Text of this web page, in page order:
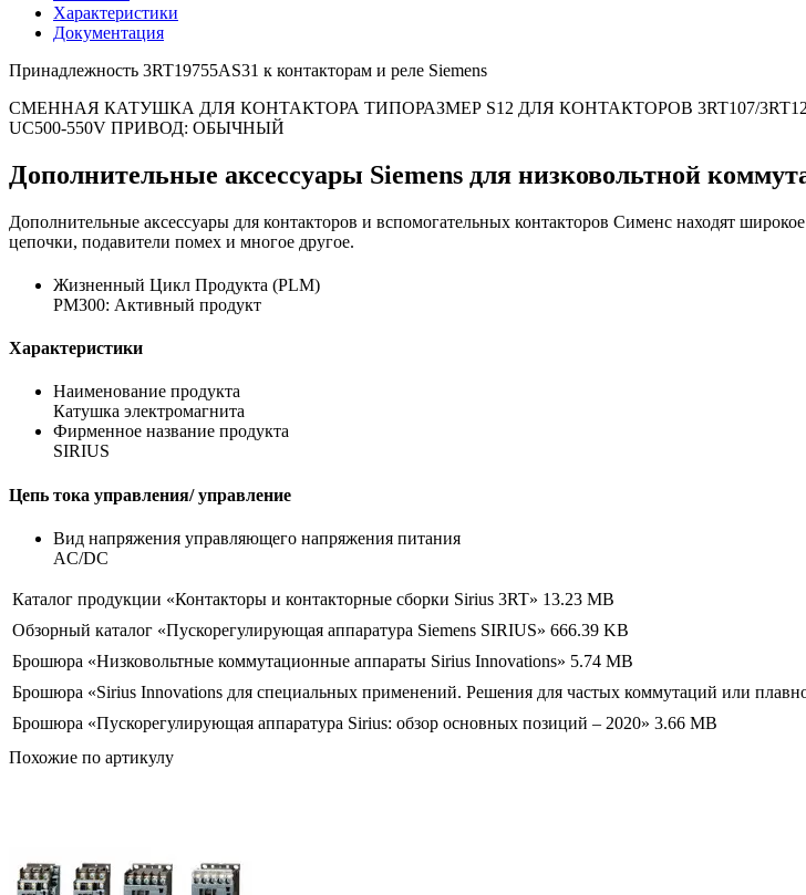
Характеристики
Документация
Принадлежность 3RT19755AS31 к контакторам и реле Siemens
СМЕННАЯ КАТУШКА ДЛЯ КОНТАКТОРА ТИПОРАЗМЕР S12 ДЛЯ КОНТАКТОРОВ 3RT107/
UC500-550V ПРИВОД: ОБЫЧНЫЙ
Дополнительные аксессуары Siemens для низковольтной
Дополнительные аксессуары для контакторов и вспомогательных контакторов Сименс находят
цепочки, подавители помех и многое другое.
Жизненный Цикл Продукта (PLM)
PM300: Активный продукт
Характеристики
Наименование продукта
Катушка электромагнита
Фирменное название продукта
SIRIUS
Цепь тока управления/ управление
Вид напряжения управляющего напряжения питания
AC/DC
Каталог продукции «Контакторы и контакторные сборки Sirius 3RT» 13.23 MB
Обзорный каталог «Пускорегулирующая аппаратура Siemens SIRIUS» 666.39 KB
Брошюра «Низковольтные коммутационные аппараты Sirius Innovations» 5.74 MB
Брошюра «Sirius Innovations для специальных применений. Решения для частых коммутаций или
Брошюра «Пускорегулирующая аппаратура Sirius: обзор основных позиций – 2020» 3.66 MB
Похожие по артикулу